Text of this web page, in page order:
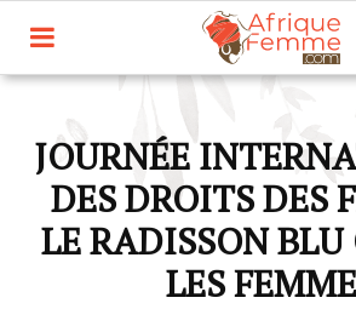
JOURNÉE
DES DROITS DES
LE RADISSON BLU
LES